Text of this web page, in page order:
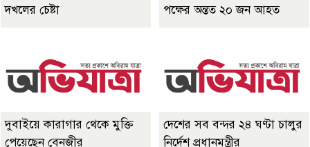
দখলের চেষ্টা
পক্ষের অন্তত ২০ জন আহত
দুবাইয়ে কারাগার থেকে মুক্তি
পেয়েছেন বেনজীর
দেশের সব বন্দর ২৪ ঘণ্টা চালুর
নির্দেশ প্রধানমন্ত্রীর